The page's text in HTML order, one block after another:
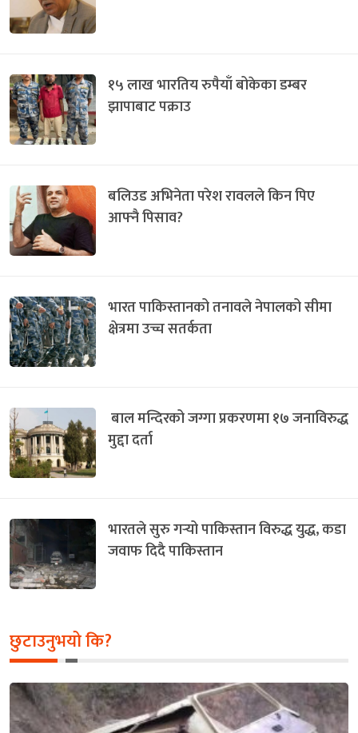
१५ लाख भारतिय रुपैयाँ बोकेका डम्बर
झापाबाट पक्राउ
बलिउड अभिनेता परेश रावलले किन पिए
आफ्नै पिसाव?
भारत पाकिस्तानको तनावले नेपालको सीमा
क्षेत्रमा उच्च सतर्कता
बाल मन्दिरको जग्गा प्रकरणमा १७ जनाविरुद्ध
मुद्दा दर्ता
भारतले सुरु गर्‍यो पाकिस्तान विरुद्ध युद्ध, कडा
जवाफ दिदै पाकिस्तान
छुटाउनुभयो कि?